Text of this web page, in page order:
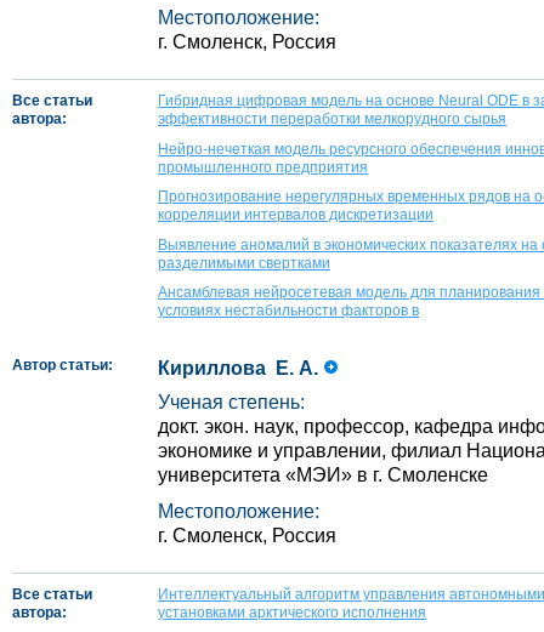
Местоположение:
г. Смоленск, Россия
Все статьи
автора:
Гибридная цифровая модель на основе Neural ODE в
эффективности переработки мелкорудного сырья
Нейро-нечеткая модель ресурсного обеспечения
промышленного предприятия
Прогнозирование нерегулярных временных рядов на
корреляции интервалов дискретизации
Выявление аномалий в экономических показателях
разделимыми свертками
Ансамблевая нейросетевая модель для
условиях нестабильности факторов в
Автор статьи:
Кириллова Е. А.
Ученая степень:
докт. экон. наук, профессор, кафедра
экономике и управлении, филиал
университета «МЭИ» в г. Смоленске
Местоположение:
г. Смоленск, Россия
Все статьи
автора:
Интеллектуальный алгоритм управления
установками арктического исполнения